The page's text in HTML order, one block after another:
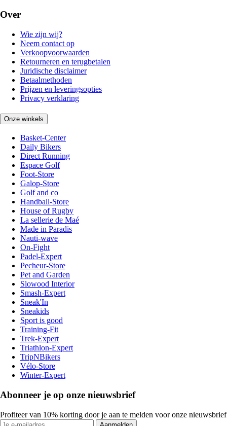
Over
Wie zijn wij?
Neem contact op
Verkoopvoorwaarden
Retourneren en terugbetalen
Juridische disclaimer
Betaalmethoden
Prijzen en leveringsopties
Privacy verklaring
Onze winkels
Basket-Center
Daily Bikers
Direct Running
Espace Golf
Foot-Store
Galop-Store
Golf and co
Handball-Store
House of Rugby
La sellerie de Maé
Made in Paradis
Nauti-wave
On-Fight
Padel-Expert
Pecheur-Store
Pet and Garden
Slowood Interior
Smash-Expert
Sneak'In
Sneakids
Sport is good
Training-Fit
Trek-Expert
Triathlon-Expert
TripNBikers
Vélo-Store
Winter-Expert
Abonneer je op onze nieuwsbrief
Profiteer van 10% korting door je aan te melden voor onze nieuwsbrief